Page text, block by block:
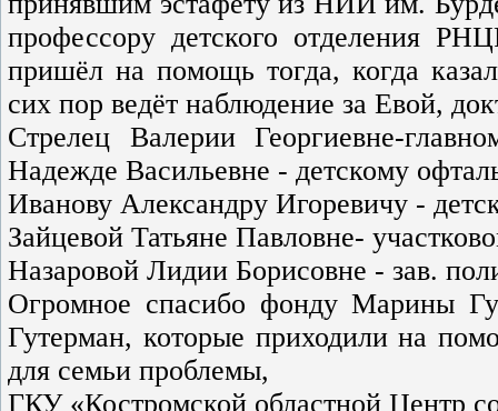
профессору детского отделения
пришёл на помощь тогда, когда
сих пор ведёт наблюдение за Евой,
Стрелец Валерии Георгиевне-
Надежде Васильевне - детскому
Иванову Александру Игоревичу -
Зайцевой Татьяне Павловне-
Назаровой Лидии Борисовне - зав.
Огромное спасибо фонду Марины
Гутерман, которые приходили на
для семьи проблемы,
ГКУ «Костромской областной Центр